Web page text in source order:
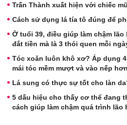
Trấn Thành xuất hiện với chiếc
Cách sử dụng lá tía tô đúng để
Ở tuổi 39, điều giúp làm chậm
đắt tiền mà là 3 thói quen mỗi
Tóc xoăn luôn khô xơ? Áp dụng
mái tóc mềm mượt và vào nếp hơn
Lá sung có thực sự tốt cho làn
5 dấu hiệu cho thấy cơ thể đang
cách giúp làm chậm quá trình lão